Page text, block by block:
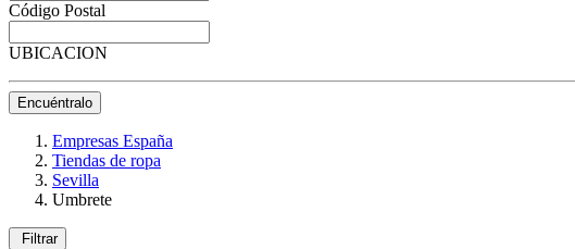
Código Postal
UBICACION
Encuéntralo
Empresas España
Tiendas de ropa
Sevilla
Umbrete
Filtrar